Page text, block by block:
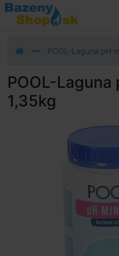
Prejsť k navigácii
Prejsť na obsah
Prejsť k bočnému stĺpci
POOL-Laguna pH
POOL-Laguna
1,35kg